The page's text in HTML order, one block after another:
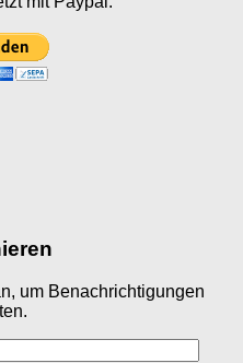
um Benachrichtigungen